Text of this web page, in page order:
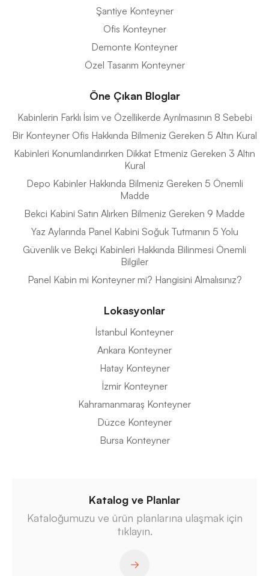
Şantiye Konteyner
Ofis Konteyner
Demonte Konteyner
Özel Tasarım Konteyner
Öne Çıkan Bloglar
Kabinlerin Farklı İsim ve Özellikerde Ayrılmasının 8 Sebebi
Bir Konteyner Ofis Hakkında Bilmeniz Gereken 5 Altın Kural
Kabinleri Konumlandırırken Dikkat Etmeniz Gereken 3 Altın
Kural
Depo Kabinler Hakkında Bilmeniz Gereken 5 Önemli
Madde
Bekci Kabini Satın Alırken Bilmeniz Gereken 9 Madde
Yaz Aylarında Panel Kabini Soğuk Tutmanın 5 Yolu
Güvenlik ve Bekçi Kabinleri Hakkında Bilinmesi Önemli
Bilgiler
Panel Kabin mi Konteyner mi? Hangisini Almalısınız?
Lokasyonlar
İstanbul Konteyner
Ankara Konteyner
Hatay Konteyner
İzmir Konteyner
Kahramanmaraş Konteyner
Düzce Konteyner
Bursa Konteyner
Katalog ve Planlar
Kataloğumuzu ve ürün planlarına ulaşmak için
tıklayın.